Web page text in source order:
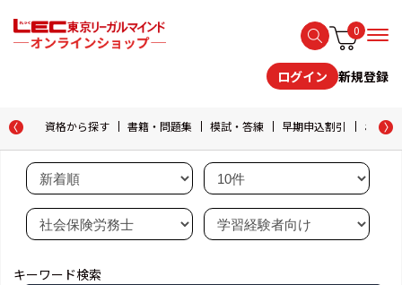
0
ログイン 新規登録
資格から探す 書籍・問題集 模試・答練 早期申込割引 おため
キーワード検索